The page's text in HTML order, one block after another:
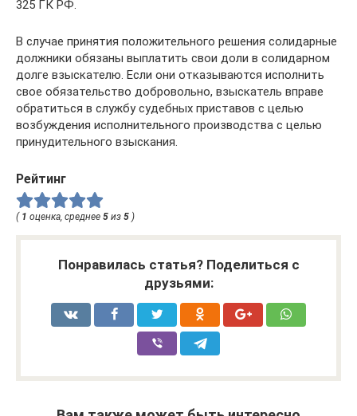
325 ГК РФ.
В случае принятия положительного решения солидарные
должники обязаны выплатить свои доли в солидарном
долге взыскателю. Если они отказываются исполнить
свое обязательство добровольно, взыскатель вправе
обратиться в службу судебных приставов с целью
возбуждения исполнительного производства с целью
принудительного взыскания.
Рейтинг
( 1 оценка, среднее 5 из 5 )
Понравилась статья? Поделиться с
друзьями: